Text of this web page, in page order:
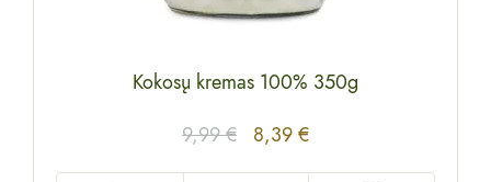
Kokosų kremas 100% 350g
9,99€ 8,39€